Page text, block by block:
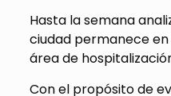
Hasta la semana
ciudad permanece
área de
Con el propósito de